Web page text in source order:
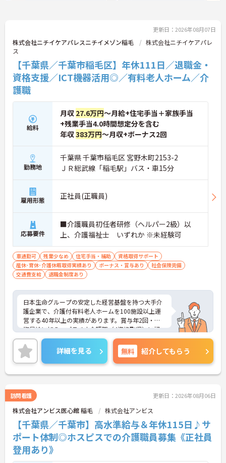
・日本生命グループを親会社に持つ大手介護企業
ります
・資格手当（介護福祉士）25,000円、プラチナ介護
職（4資格）に認定されると月38,000円の手当が加
算される仕組みが整っています
・介護福祉士国家試験対策講座・認知症ケア専門士
対策・ケアマネジャー対策など、資格取得支援講座
を自社開講しており、資格保有率99.8%の実績があ
ります
【残業月4.3時間、給与と働きやすさを両立している
宅手当など各種手当が充実しています
・残業は月平均4.3時間と業界水準を大きく下回って
境です
・年間休日111日以上・シフトは柔軟に対応してお
り、有給と組み合わせて海外旅行に行くスタッフも
いる職場です
・インカム導入によりスタッフ間のフリーハンド連
絡・情報共有が可能、また、睡眠センサー・アレク
サ等IoT機器を活用し、業務効率化と質の高いケアを
両立しています
・従業員満足度調査を定期実施し、スタッフの声を
制度に反映する文化があります
・エリアマネージャー・社長が定期的にホームを周
【育児・家庭との両立を本気でサポートしている職
場です】
・育休取得率100%・育休後就業復帰率100%と、育
児と仕事を両立できる体制が整っています
・育児短時間勤務が小学4年生まで利用でき、法令よ
り長い期間サポートを受けることができます
・「くるみん」「えるぼし」「トモニン」の3つの
厚生労働省認定を取得しており、ライフステージに
合わせた長期就業が実現できる職場です
更新日：2026年08月07日
株式会社ニチイケアパレスニチイメゾン稲毛
株式会社ニチイケアパレ
ス
【千葉県／千葉市稲毛区】年休111日／退職金・
資格支援／ICT機器活用◎／有料老人ホーム／介
護職
給料
月収 27.6万円～月給+住宅手当＋家族手当
+残業手当4.0時間想定分を含む
年収383万円～月収+ボーナス2回
勤務地
千葉県 千葉市稲毛区 宮野木町2153-2
ＪＲ総武線「稲毛駅」バス・車15分
雇用形態 正社員(正職員)
応募要件
■介護職員初任者研修（ヘルパー2級）以
上、介護福祉士 いずれか ※未経験可
車通勤可 残業少なめ 住宅手当・補助
資格取得サポート
産休･育休･介護休暇取得実績あり
ボーナス・賞与あり
社会保険完備
交通費支給
退職金制度あり
日本生命グループの安定した経営基盤を持つ大手介
護企業で、介護付有料老人ホームを100施設以上運
営する40年以上の実績があります。賞与年2回・定
期昇給に加え、プラチナ介護職（4資格取得）に認
定されると月38,000円の手当が加算され、スキルが
収入に直結する仕組みが整っています。年間休日11
1日以上・残業月平均4.3時間と働きやすく、育休取
得率100%・育児短時間勤務（小学4年生まで）・有
給取得実績14日と、家庭との両立を長期的にサポー
時研修・技術向上研修など段階別の研修体制と資格
取得支援が整っており、介護福祉士国家試験対策講
座やケアマネ対策講座も自社開講しています。多職
種チームケアの中で専門性を高めながら、ケアマネ
ジャーや生活相談員へのキャリアアップも実現でき
る職場です。
★おすすめPOINT★
詳細を見る 無料 紹介してもらう
訪問看護 更新日：2026年08月06日
株式会社アンビス医心館 稲毛 株式会社アンビス
【千葉県／千葉市】高水準給与＆年休115日♪サ
ポート体制◎ホスピスでの介護職員募集《正社員
登用あり》